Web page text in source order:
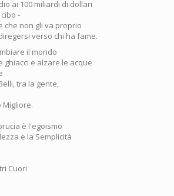
ai 100 miliardi di dollari
-
che non gli va proprio
verso chi ha fame.
il mondo
ghiacci e alzare le acque
tra la gente,
Migliore.
è l'egoismo
e la Semplicità
Cuori